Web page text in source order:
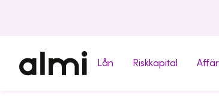
Lån Riskkapital